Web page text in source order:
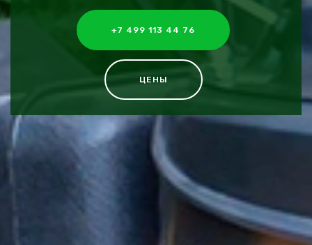
+7 499 113 44 76
ЦЕНЫ